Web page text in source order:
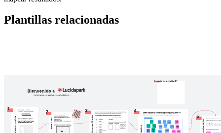
Plantillas relacionadas